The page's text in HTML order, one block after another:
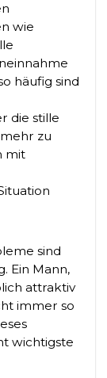
wie
häufig sind
die stille
zu
mit
sind
Ein Mann,
attraktiv
immer so
wichtigste